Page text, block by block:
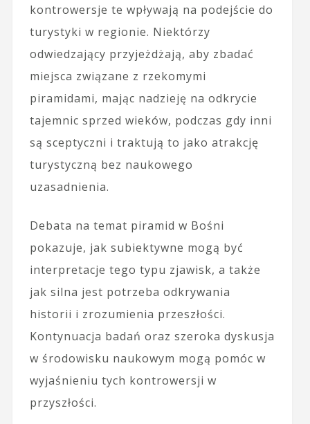
kontrowersje te wpływają na podejście do
turystyki w regionie. Niektórzy
odwiedzający przyjeżdżają, aby zbadać
miejsca związane z rzekomymi
piramidami, mając nadzieję na odkrycie
tajemnic sprzed wieków, podczas gdy inni
są sceptyczni i traktują to jako atrakcję
turystyczną bez naukowego
uzasadnienia.
Debata na temat piramid w Bośni
pokazuje, jak subiektywne mogą być
interpretacje tego typu zjawisk, a także
jak silna jest potrzeba odkrywania
historii i zrozumienia przeszłości.
Kontynuacja badań oraz szeroka dyskusja
w środowisku naukowym mogą pomóc w
wyjaśnieniu tych kontrowersji w
przyszłości.